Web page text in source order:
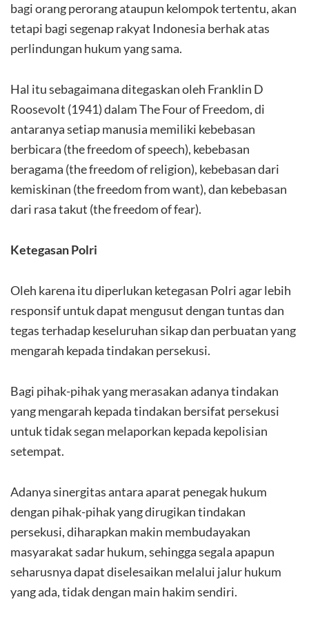
bagi orang perorang ataupun kelompok tertentu, akan
tetapi bagi segenap rakyat Indonesia berhak atas
perlindungan hukum yang sama.
Hal itu sebagaimana ditegaskan oleh Franklin D
Roosevolt (1941) dalam The Four of Freedom, di
antaranya setiap manusia memiliki kebebasan
berbicara (the freedom of speech), kebebasan
beragama (the freedom of religion), kebebasan dari
kemiskinan (the freedom from want), dan kebebasan
dari rasa takut (the freedom of fear).
Ketegasan Polri
Oleh karena itu diperlukan ketegasan Polri agar lebih
responsif untuk dapat mengusut dengan tuntas dan
tegas terhadap keseluruhan sikap dan perbuatan yang
mengarah kepada tindakan persekusi.
Bagi pihak-pihak yang merasakan adanya tindakan
yang mengarah kepada tindakan bersifat persekusi
untuk tidak segan melaporkan kepada kepolisian
setempat.
Adanya sinergitas antara aparat penegak hukum
dengan pihak-pihak yang dirugikan tindakan
persekusi, diharapkan makin membudayakan
masyarakat sadar hukum, sehingga segala apapun
seharusnya dapat diselesaikan melalui jalur hukum
yang ada, tidak dengan main hakim sendiri.